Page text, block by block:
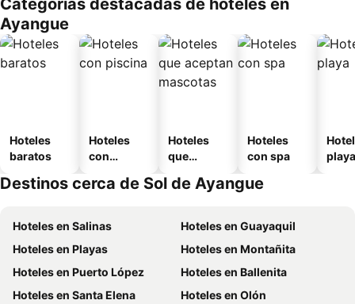
o
Categorías destacadas de hoteles en
Ayangue
Hoteles
baratos
Hoteles
con
Hoteles
que
mascotas
Hoteles
con spa
playa
Destinos cerca de Sol de Ayangue
Hoteles en Salinas
Hoteles en Guayaquil
Hoteles en Playas
Hoteles en Montañita
Hoteles en Puerto López
Hoteles en Ballenita
Hoteles en Santa Elena
Hoteles en Olón